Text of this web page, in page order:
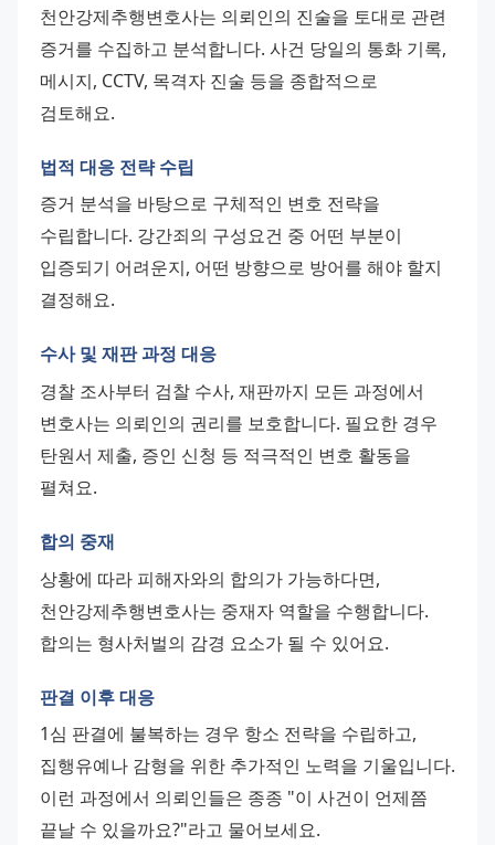
천안강제추행변호사는 의뢰인의 진술을 토대로 관련
증거를 수집하고 분석합니다. 사건 당일의 통화 기록,
메시지, CCTV, 목격자 진술 등을 종합적으로
검토해요.
법적 대응 전략 수립
증거 분석을 바탕으로 구체적인 변호 전략을
수립합니다. 강간죄의 구성요건 중 어떤 부분이
입증되기 어려운지, 어떤 방향으로 방어를 해야 할지
결정해요.
수사 및 재판 과정 대응
경찰 조사부터 검찰 수사, 재판까지 모든 과정에서
변호사는 의뢰인의 권리를 보호합니다. 필요한 경우
탄원서 제출, 증인 신청 등 적극적인 변호 활동을
펼쳐요.
합의 중재
상황에 따라 피해자와의 합의가 가능하다면,
천안강제추행변호사는 중재자 역할을 수행합니다.
합의는 형사처벌의 감경 요소가 될 수 있어요.
판결 이후 대응
1심 판결에 불복하는 경우 항소 전략을 수립하고,
집행유예나 감형을 위한 추가적인 노력을 기울입니다.
이런 과정에서 의뢰인들은 종종 "이 사건이 언제쯤
끝날 수 있을까요?"라고 물어보세요.